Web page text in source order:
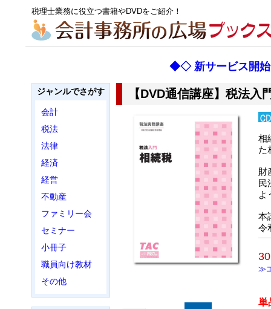
税理士業務に役立つ書籍やDVDをご紹介！
◆◇ 新サービス開始
ジャンルでさがす
会計
税法
法律
経済
経営
不動産
ファミリー会
セミナー
小冊子
職員向け教材
その他
【DVD通信講座】税法
相
た
財
民
よ
本
令
≫
単